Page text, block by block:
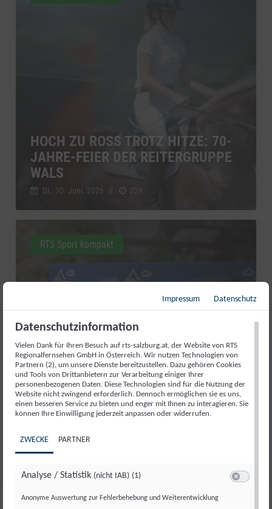
HOCH ZU ROSS TROTZ HITZE: 70-
JAHRE-FEIER DER REITERGRUPPE
WALS
Di., 30. Juni. 2026 // 229
AUFATMEN IN ABTENAU: DIE
Di., 30. Juni. 2026
RTS Sport kompakt
Impressum Datenschutz
Datenschutzinformation
Vielen Dank für Ihren Besuch auf rts-salzburg.at, der Website von RTS
Regionalfernsehen GmbH in Österreich. Wir nutzen Technologien von
Partnern (2), um unsere Dienste bereitzustellen. Dazu gehören Cookies
und Tools von Drittanbietern zur Verarbeitung einiger Ihrer
personenbezogenen Daten. Diese Technologien sind für die Nutzung der
Website nicht zwingend erforderlich. Dennoch ermöglichen sie es uns,
einen besseren Service zu bieten und enger mit Ihnen zu interagieren. Sie
können Ihre Einwilligung jederzeit anpassen oder widerrufen.
ZWECKE PARTNER
Analyse / Statistik (nicht IAB) (1)
Anonyme Auswertung zur Fehlerbehebung und Weiterentwicklung